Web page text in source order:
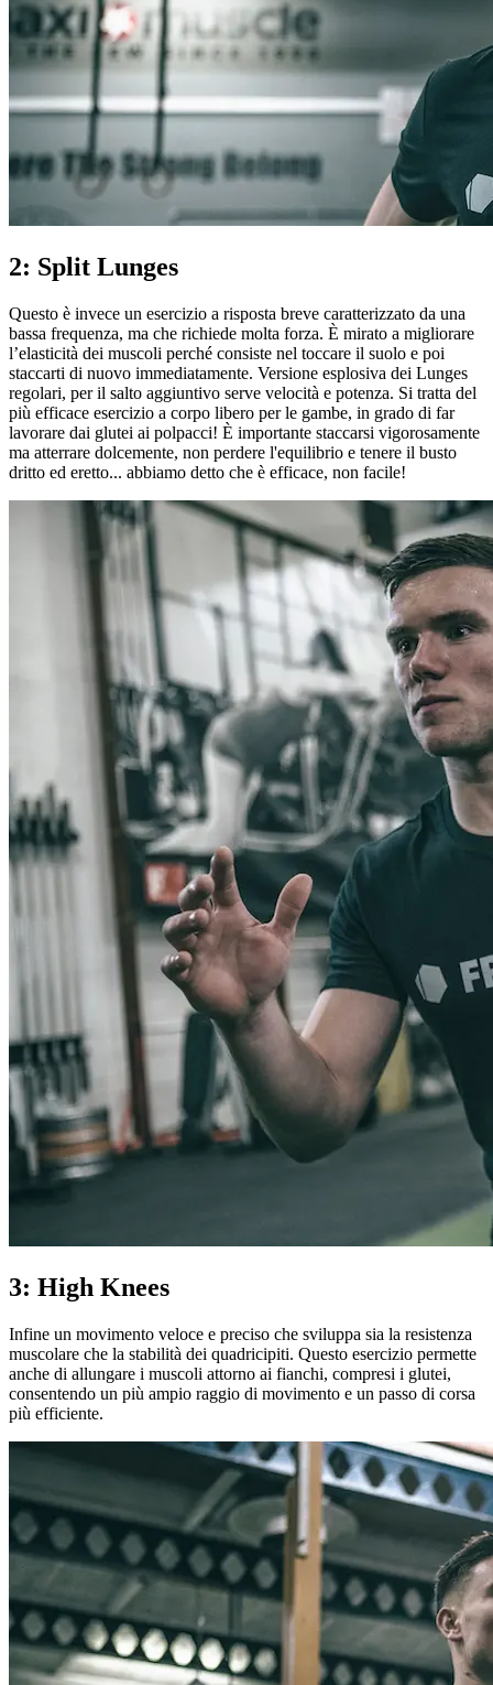
2: Split Lunges
Questo è invece un esercizio a risposta breve caratterizzato da una
bassa frequenza, ma che richiede molta forza. È mirato a migliorare
l’elasticità dei muscoli perché consiste nel toccare il suolo e poi
staccarti di nuovo immediatamente. Versione esplosiva dei Lunges
regolari, per il salto aggiuntivo serve velocità e potenza. Si tratta del
più efficace esercizio a corpo libero per le gambe, in grado di far
lavorare dai glutei ai polpacci! È importante staccarsi vigorosamente
ma atterrare dolcemente, non perdere l'equilibrio e tenere il busto
dritto ed eretto... abbiamo detto che è efficace, non facile!
3: High Knees
Infine un movimento veloce e preciso che sviluppa sia la resistenza
muscolare che la stabilità dei quadricipiti. Questo esercizio permette
anche di allungare i muscoli attorno ai fianchi, compresi i glutei,
consentendo un più ampio raggio di movimento e un passo di corsa
più efficiente.